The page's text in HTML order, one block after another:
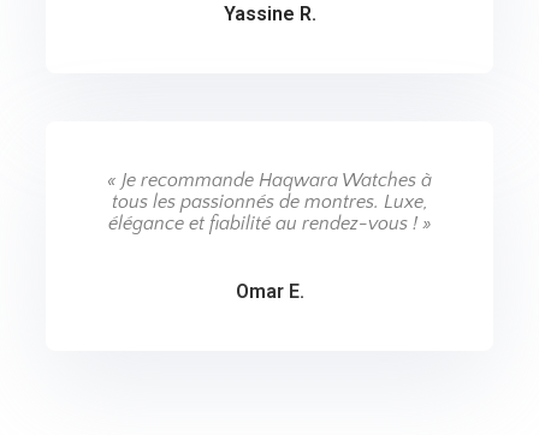
Yassine R.
« Je recommande Haqwara Watches à
tous les passionnés de montres. Luxe,
élégance et fiabilité au rendez-vous ! »
Omar E.